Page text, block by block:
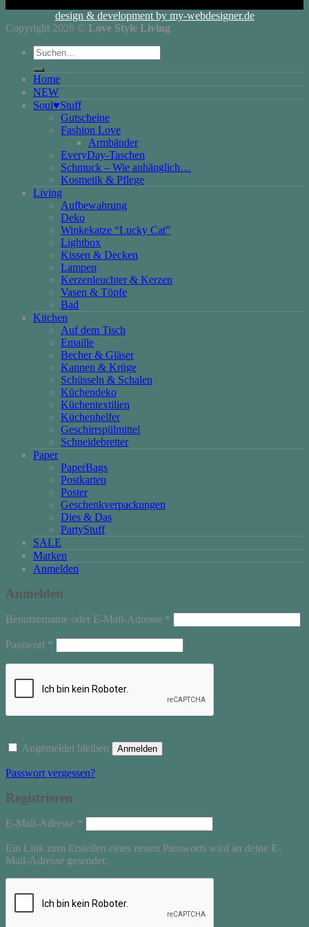
design & development by my-webdesigner.de
Copyright 2026 © Love Style Living
Suchen
nach:
Home
NEW
Soul♥Stuff
Gutscheine
Fashion Love
Armbänder
EveryDay-Taschen
Schmuck – Wie anhänglich…
Kosmetik & Pflege
Living
Aufbewahrung
Deko
Winkekatze “Lucky Cat”
Lightbox
Kissen & Decken
Lampen
Kerzenleuchter & Kerzen
Vasen & Töpfe
Bad
Kitchen
Auf dem Tisch
Emaille
Becher & Gläser
Kannen & Krüge
Schüsseln & Schalen
Küchendeko
Küchentextilien
Küchenhelfer
Geschirrspülmittel
Schneidebretter
Paper
PaperBags
Postkarten
Poster
Geschenkverpackungen
Dies & Das
PartyStuff
SALE
Marken
Anmelden
Anmelden
Benutzername oder E-Mail-Adresse *
Passwort *
Angemeldet bleiben Anmelden
Passwort vergessen?
Registrieren
E-Mail-Adresse *
Ein Link zum Erstellen eines neuen Passworts wird an deine E-
Mail-Adresse gesendet.